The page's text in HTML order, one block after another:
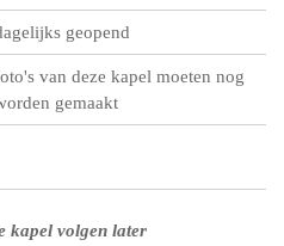
geopend
van deze kapel moeten nog
gemaakt
kapel volgen later